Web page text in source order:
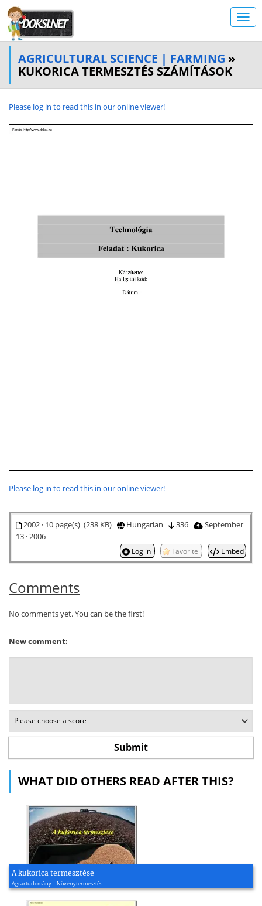
AGRICULTURAL SCIENCE | FARMING »
KUKORICA TERMESZTÉS SZÁMÍTÁSOK
Please log in to read this in our online viewer!
Please log in to read this in our online viewer!
2002 · 10 page(s) (238 KB) Hungarian 336
September
13 · 2006
Log in Favorite Embed
Comments
No comments yet. You can be the first!
New comment:
WHAT DID OTHERS READ AFTER THIS?
A kukorica termesztése
Agrártudomány | Növénytermesztés